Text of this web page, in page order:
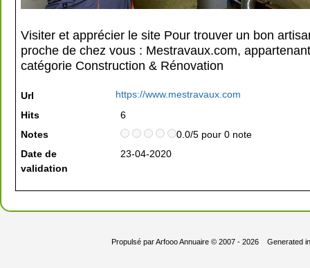
Visiter et apprécier le site Pour trouver un bon
proche de chez vous : Mestravaux.com,
catégorie Construction & Rénovation
Url
https://www.mestravaux.com
Hits
6
Notes
0.0/5 pour 0 note
Date de
validation
23-04-2020
Propulsé parArfooo Annuaire© 2007 - 2026 Generated